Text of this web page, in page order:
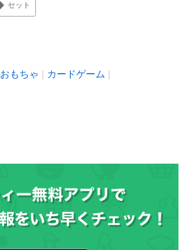
セット
おもちゃ
カードゲーム